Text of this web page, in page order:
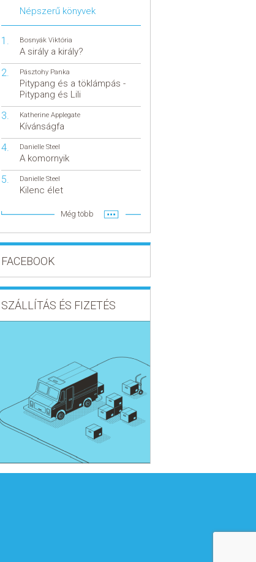
Népszerű könyvek
Bosnyák Viktória
A sirály a király?
Pásztohy Panka
Pitypang és a töklámpás -
Pitypang és Lili
Katherine Applegate
Kívánságfa
Danielle Steel
A komornyik
Danielle Steel
Kilenc élet
Még több
FACEBOOK
SZÁLLÍTÁS ÉS FIZETÉS